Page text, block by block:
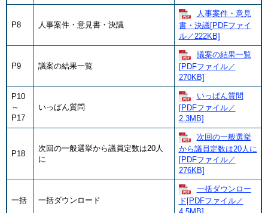
P8 人事案件・意見書・決議
人事案件・意見
書・決議[PDFファイ
ル／222KB]
P9 議案の結果一覧
議案の結果一覧
[PDFファイル／
270KB]
P10
～
P17
いっぱん質問
いっぱん質問
[PDFファイル／
2.3MB]
P18
次回の一般選挙から議員定数は20人
に
次回の一般選挙
から議員定数は20人に
[PDFファイル／
276KB]
一括 一括ダウンロード
一括ダウンロー
ド[PDFファイル／